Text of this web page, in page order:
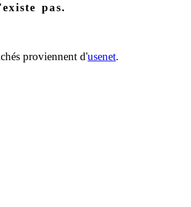
pas.
proviennent d'usenet.